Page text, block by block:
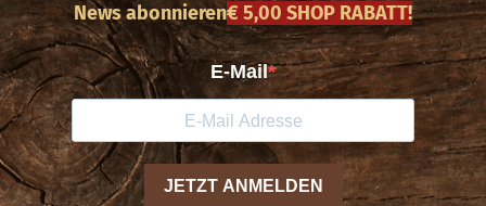
News abonnieren€ 5,00 SHOP RABATT!